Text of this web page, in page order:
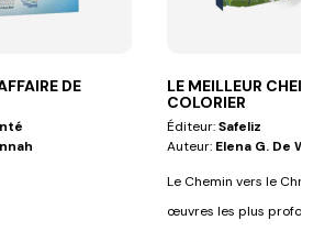
DE
LE MEILLEUR CHEMIN
COLORIER
Éditeur:Safeliz
Auteur: Elena G. De White
Le Chemin vers le Christ
œuvres les plus profondes